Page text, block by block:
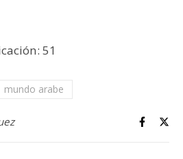
51
mundo arabe